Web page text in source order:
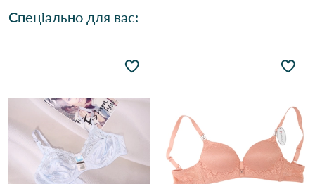
Спеціально для вас: